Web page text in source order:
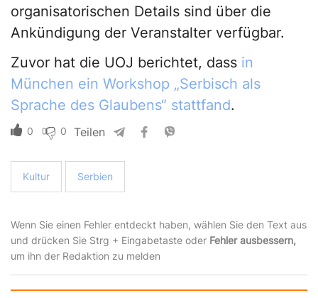
organisatorischen Details sind über die
Ankündigung der Veranstalter verfügbar.
Zuvor hat die UOJ berichtet, dass in
München ein Workshop „Serbisch als
Sprache des Glaubens“ stattfand.
0 0 Teilen
Kultur Serbien
Wenn Sie einen Fehler entdeckt haben, wählen Sie den Text aus
und drücken Sie Strg + Eingabetaste oder Fehler ausbessern,
um ihn der Redaktion zu melden